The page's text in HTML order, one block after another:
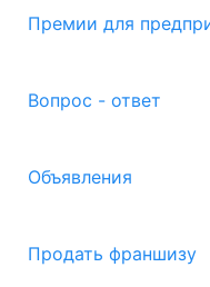
Премии для
Вопрос - ответ
Объявления
Продать франшизу